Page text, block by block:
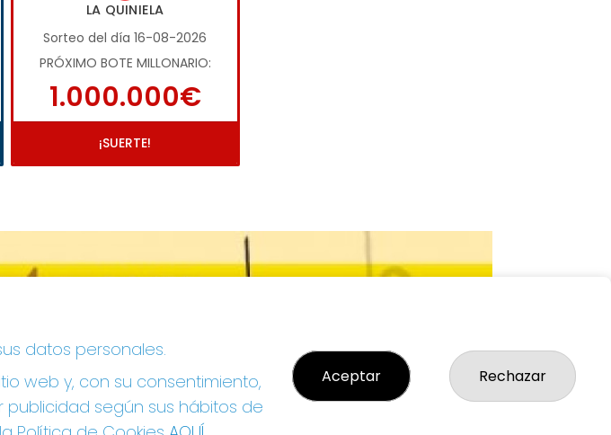
LA QUINIELA
Sorteo del día 16-08-2026
PRÓXIMO BOTE MILLONARIO:
1.000.000€
¡SUERTE!
datos personales.
web y, con su consentimiento,
según sus hábitos de
Aceptar Rechazar